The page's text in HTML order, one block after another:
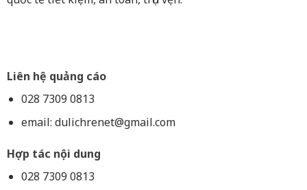
Liên hệ quảng cáo
028 7309 0813
email: dulichrenet@gmail.com
Hợp tác nội dung
028 7309 0813